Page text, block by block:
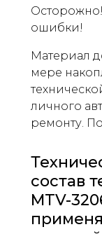
ошибки!
Материал
мере
личного
ремонту.
состав
MTV-